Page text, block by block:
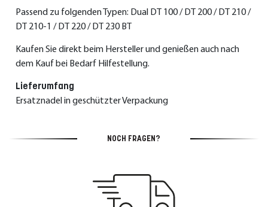
Passend zu folgenden Typen: Dual DT 100 / DT 200 / DT 210 /
DT 210-1 / DT 220 / DT 230 BT
Kaufen Sie direkt beim Hersteller und genießen auch nach
dem Kauf bei Bedarf Hilfestellung.
Lieferumfang
Ersatznadel in geschützter Verpackung
NOCH FRAGEN?